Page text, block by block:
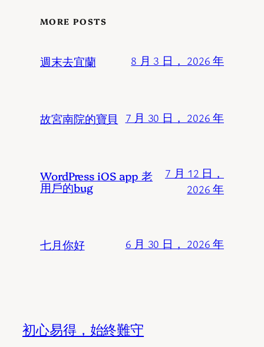
MORE POSTS
週末去宜蘭 8 月 3 日， 2026 年
故宮南院的寶貝 7 月 30 日， 2026 年
WordPress iOS app 老
用戶的bug
7 月 12 日，
2026 年
七月你好 6 月 30 日， 2026 年
初心易得，始終難守